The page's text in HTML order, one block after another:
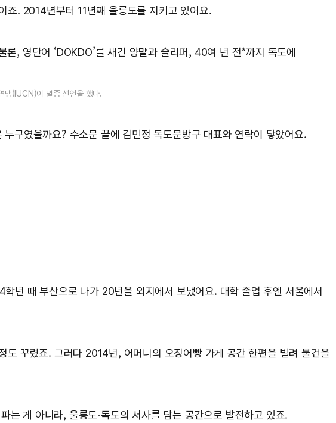
죠. 2014년부터 11년째 울릉도를 지키고 있어요.
, 영단어 ‘DOKDO’를 새긴 양말과 슬리퍼, 40여 년 전*까지 독도에
맹(IUCN)이 멸종 선언을 했다.
구였을까요? 수소문 끝에 김민정 독도문방구 대표와 연락이 닿았어요.
년 때 부산으로 나가 20년을 외지에서 보냈어요. 대학 졸업 후엔 서울에서
꾸렸죠. 그러다 2014년, 어머니의 오징어빵 가게 공간 한편을 빌려 물건을
게 아니라, 울릉도·독도의 서사를 담는 공간으로 발전하고 있죠.